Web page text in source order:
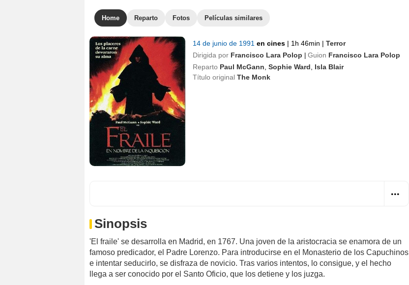
Home Reparto Fotos Películas similares
14 de junio de 1991 en cines | 1h 46min | Terror
Dirigida por Francisco Lara Polop Guion Francisco Lara Polop
Reparto Paul McGann Sophie Ward
Isla Blair
Título original The Monk
Sinopsis
'El fraile' se desarrolla en Madrid, en 1767. Una joven de la aristocracia se enamora de un
famoso predicador, el Padre Lorenzo. Para introducirse en el Monasterio de los Capuchinos
e intentar seducirlo, se disfraza de novicio. Tras varios intentos, lo consigue, y el hecho
llega a ser conocido por el Santo Oficio, que los detiene y los juzga.